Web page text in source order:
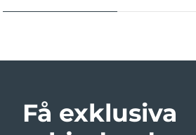
Få exklusiva